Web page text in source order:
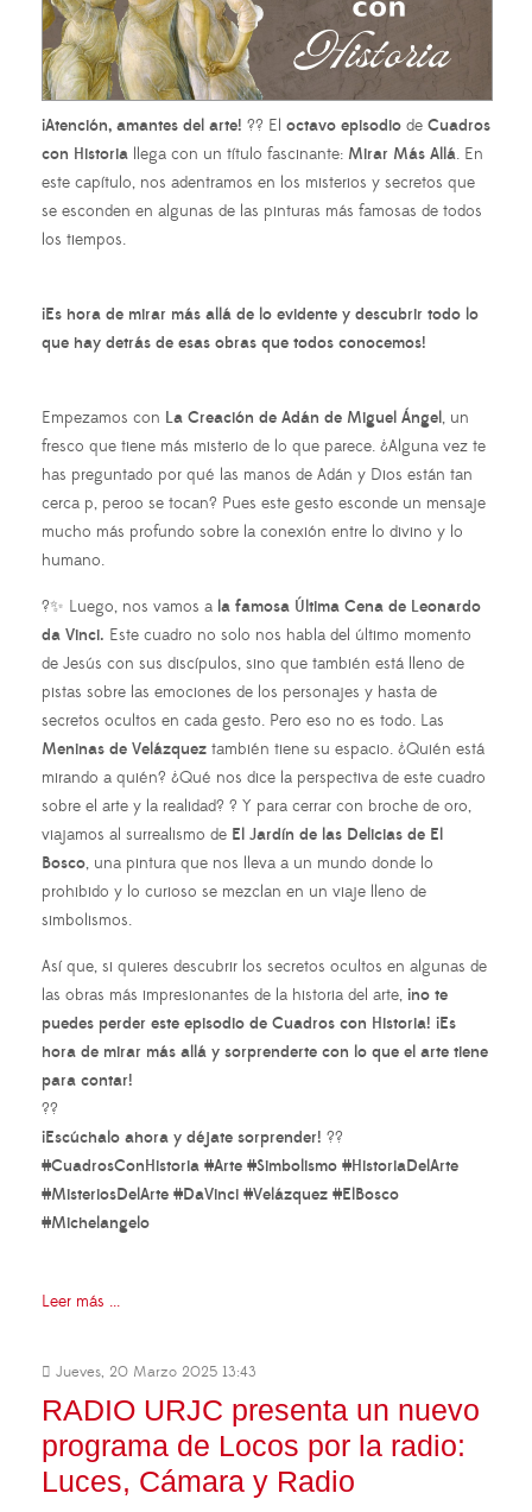
¡Atención, amantes del arte! ?? El octavo episodio de Cuadros
con Historia llega con un título fascinante: Mirar Más Allá. En
este capítulo, nos adentramos en los misterios y secretos que
se esconden en algunas de las pinturas más famosas de todos
los tiempos.
¡Es hora de mirar más allá de lo evidente y descubrir todo lo
que hay detrás de esas obras que todos conocemos!
Empezamos con La Creación de Adán de Miguel Ángel, un
fresco que tiene más misterio de lo que parece. ¿Alguna vez te
has preguntado por qué las manos de Adán y Dios están tan
cerca p, peroo se tocan? Pues este gesto esconde un mensaje
mucho más profundo sobre la conexión entre lo divino y lo
humano.
?✨ Luego, nos vamos a la famosa Última Cena de Leonardo
da Vinci. Este cuadro no solo nos habla del último momento
de Jesús con sus discípulos, sino que también está lleno de
pistas sobre las emociones de los personajes y hasta de
secretos ocultos en cada gesto. Pero eso no es todo. Las
Meninas de Velázquez también tiene su espacio. ¿Quién está
mirando a quién? ¿Qué nos dice la perspectiva de este cuadro
sobre el arte y la realidad? ? Y para cerrar con broche de oro,
viajamos al surrealismo de El Jardín de las Delicias de El
Bosco, una pintura que nos lleva a un mundo donde lo
prohibido y lo curioso se mezclan en un viaje lleno de
simbolismos.
Así que, si quieres descubrir los secretos ocultos en algunas de
las obras más impresionantes de la historia del arte, ¡no te
puedes perder este episodio de Cuadros con Historia! ¡Es
hora de mirar más allá y sorprenderte con lo que el arte tiene
para contar!
??
¡Escúchalo ahora y déjate sorprender! ??
#CuadrosConHistoria #Arte #Simbolismo #HistoriaDelArte
#MisteriosDelArte #DaVinci #Velázquez #ElBosco
#Michelangelo
Leer más ...
Jueves, 20 Marzo 2025 13:43
RADIO URJC presenta un nuevo
programa de Locos por la radio:
Luces, Cámara y Radio